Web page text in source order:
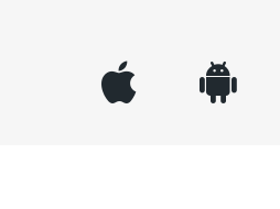
appleinc android